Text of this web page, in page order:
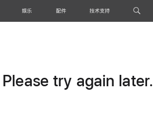
娱乐 配件 技术支持
try again later.